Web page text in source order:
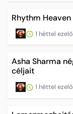
Rhythm
1 héttel
Asha Sharma
céljait
1 héttel